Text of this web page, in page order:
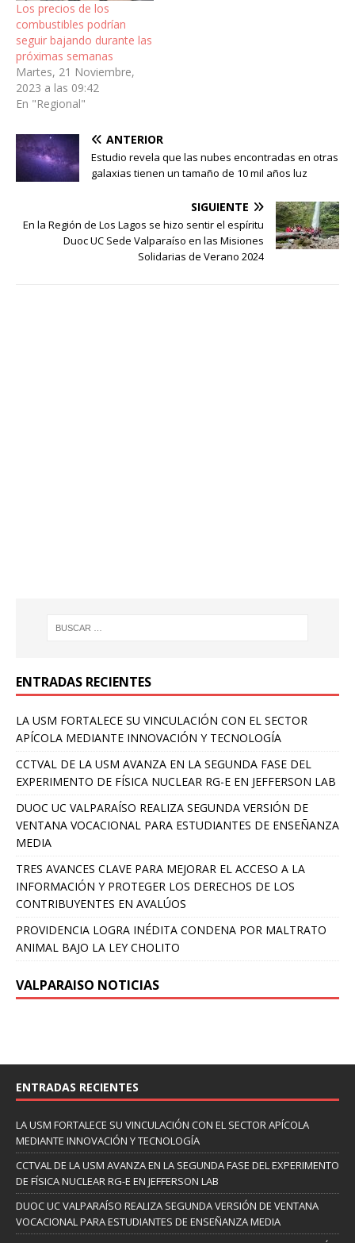
Los precios de los
combustibles podrían
seguir bajando durante las
próximas semanas
Martes, 21 Noviembre,
2023 a las 09:42
En "Regional"
ANTERIOR
Estudio revela que las nubes encontradas en otras
galaxias tienen un tamaño de 10 mil años luz
SIGUIENTE
En la Región de Los Lagos se hizo sentir el espíritu
Duoc UC Sede Valparaíso en las Misiones
Solidarias de Verano 2024
ENTRADAS RECIENTES
LA USM FORTALECE SU VINCULACIÓN CON EL SECTOR
APÍCOLA MEDIANTE INNOVACIÓN Y TECNOLOGÍA
CCTVAL DE LA USM AVANZA EN LA SEGUNDA FASE DEL
EXPERIMENTO DE FÍSICA NUCLEAR RG-E EN JEFFERSON LAB
DUOC UC VALPARAÍSO REALIZA SEGUNDA VERSIÓN DE
VENTANA VOCACIONAL PARA ESTUDIANTES DE ENSEÑANZA
MEDIA
TRES AVANCES CLAVE PARA MEJORAR EL ACCESO A LA
INFORMACIÓN Y PROTEGER LOS DERECHOS DE LOS
CONTRIBUYENTES EN AVALÚOS
PROVIDENCIA LOGRA INÉDITA CONDENA POR MALTRATO
ANIMAL BAJO LA LEY CHOLITO
VALPARAISO NOTICIAS
ENTRADAS RECIENTES
LA USM FORTALECE SU VINCULACIÓN CON EL SECTOR APÍCOLA
MEDIANTE INNOVACIÓN Y TECNOLOGÍA
CCTVAL DE LA USM AVANZA EN LA SEGUNDA FASE DEL EXPERIMENTO
DE FÍSICA NUCLEAR RG-E EN JEFFERSON LAB
DUOC UC VALPARAÍSO REALIZA SEGUNDA VERSIÓN DE VENTANA
VOCACIONAL PARA ESTUDIANTES DE ENSEÑANZA MEDIA